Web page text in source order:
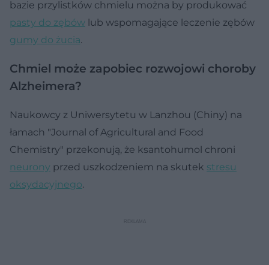
bazie przylistków chmielu można by produkować
pasty do zębów lub wspomagające leczenie zębów
gumy do żucia.
Chmiel może zapobiec rozwojowi choroby
Alzheimera?
Naukowcy z Uniwersytetu w Lanzhou (Chiny) na
łamach "Journal of Agricultural and Food
Chemistry" przekonują, że ksantohumol chroni
neurony przed uszkodzeniem na skutek stresu
oksydacyjnego.